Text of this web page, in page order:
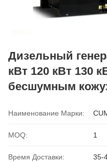
Дизельный
кВт 120 кВт 130
бесшумным
Наименование Марки:
MOQ: 1
Время Доставки: 35-